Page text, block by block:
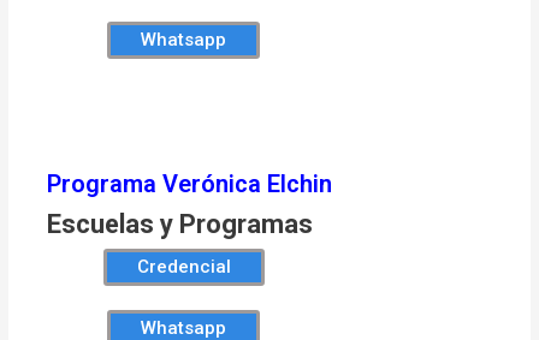
Whatsapp
Programa Verónica Elchin
Escuelas y Programas
Credencial
Whatsapp